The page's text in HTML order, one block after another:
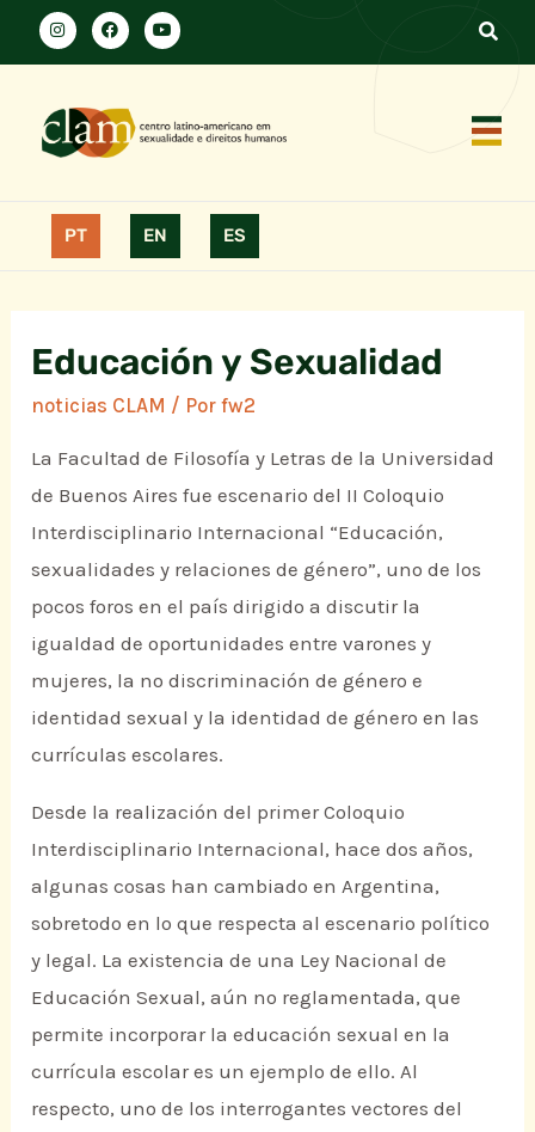
PT EN ES
Educación y Sexualidad
noticias CLAM / Porfw2
La Facultad de Filosofía y Letras de la Universidad
de Buenos Aires fue escenario del II Coloquio
Interdisciplinario Internacional “Educación,
sexualidades y relaciones de género”, uno de los
pocos foros en el país dirigido a discutir la
igualdad de oportunidades entre varones y
mujeres, la no discriminación de género e
identidad sexual y la identidad de género en las
currículas escolares.
Desde la realización del primer Coloquio
Interdisciplinario Internacional, hace dos años,
algunas cosas han cambiado en Argentina,
sobretodo en lo que respecta al escenario político
y legal. La existencia de una Ley Nacional de
Educación Sexual, aún no reglamentada, que
permite incorporar la educación sexual en la
currícula escolar es un ejemplo de ello. Al
respecto, uno de los interrogantes vectores del